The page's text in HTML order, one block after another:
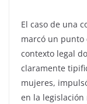
El caso de una
marcó un punto
contexto legal
claramente
mujeres,
en la